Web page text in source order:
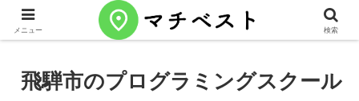
飛騨市のプログラミングスクール
メニュー 検索